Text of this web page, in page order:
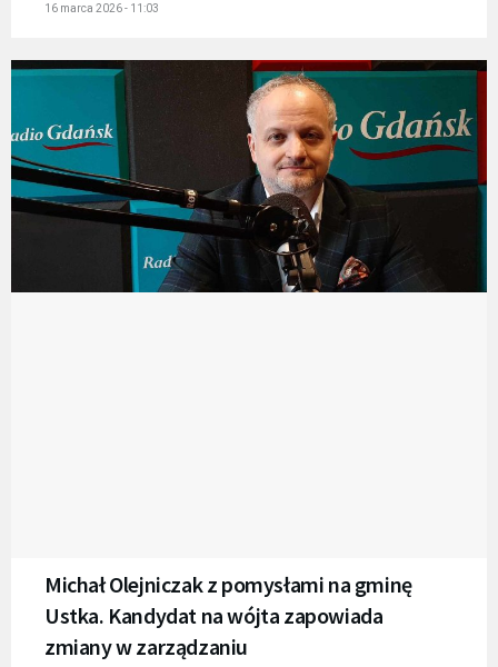
16 marca 2026 - 11:03
Michał Olejniczak z pomysłami na gminę
Ustka. Kandydat na wójta zapowiada
zmiany w zarządzaniu